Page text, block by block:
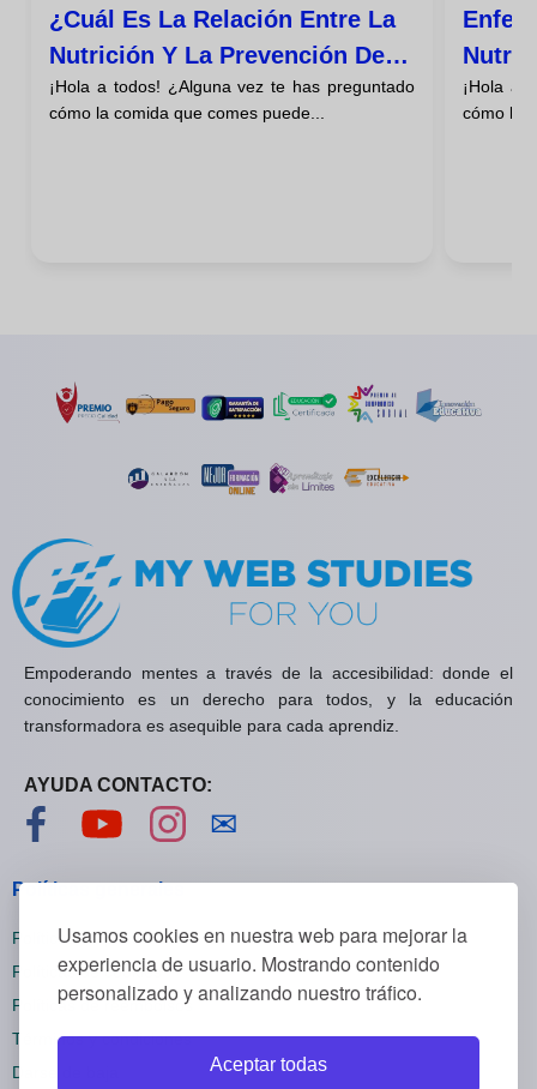
Usamos cookies en nuestra web para mejorar la
experiencia de usuario. Mostrando contenido
personalizado y analizando nuestro tráfico.
Aceptar todas
¿cuál Es La Relación Entre La
Nutrición Y La Prevención De
La Osteoporosis En La Tercera
Edad?
¡Hola a todos! ¿Alguna vez te has preguntado
cómo la comida que comes puede...
¡Hola a
cómo lo
Empoderando mentes a través de la accesibilidad: donde el
conocimiento es un derecho para todos, y la educación
transformadora es asequible para cada aprendiz.
AYUDA CONTACTO:
Visítanos en Facebook
Visítanos en YouTube
Visítanos en Instagram
✉
Políticas generales
Políticas de privacidad
Políticas de cookies
Políticas de reembolsos
Términos y condiciones
Darse de baja